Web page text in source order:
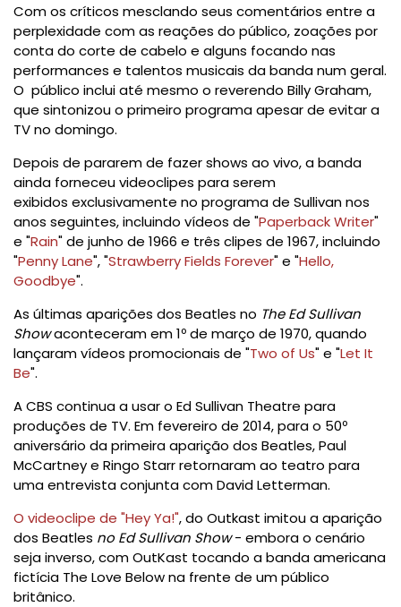
Com os críticos mesclando seus comentários entre a
perplexidade com as reações do público, zoações por
conta do corte de cabelo e alguns focando nas
performances e talentos musicais da banda num geral.
O público inclui até mesmo o reverendo Billy Graham,
que sintonizou o primeiro programa apesar de evitar a
TV no domingo.
Depois de pararem de fazer shows ao vivo, a banda
ainda forneceu videoclipes para serem
exibidos exclusivamente no programa de Sullivan nos
anos seguintes, incluindo vídeos de "Paperback Writer"
e "Rain" de junho de 1966 e três clipes de 1967, incluindo
"Penny Lane", "Strawberry Fields Forever" e "Hello,
Goodbye".
As últimas aparições dos Beatles no The Ed Sullivan
Showaconteceram em 1º de março de 1970, quando
lançaram vídeos promocionais de "Two of Us" e "Let It
Be".
A CBS continua a usar o Ed Sullivan Theatre para
produções de TV. Em fevereiro de 2014, para o 50º
aniversário da primeira aparição dos Beatles,Paul
McCartneye Ringo Starrretornaram ao teatro para
uma entrevista conjunta comDavid Letterman.
O videoclipe de "Hey Ya!", do Outkast imitou a aparição
dos Beatles no Ed Sullivan Show- embora o cenário
seja inverso, com OutKast tocando a banda americana
fictícia The Love Belowna frente de um público
britânico.